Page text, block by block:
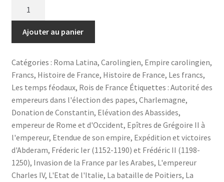
Charlemagne-
Rubrique
portail
Roma
Latina
Ajouter au panier
Catégories : Roma Latina, Carolingien, Empire carolingien,
Francs, Histoire de France, Histoire de France, Les francs,
Les temps féodaux, Rois de France Étiquettes : Autorité des
empereurs dans l'élection des papes, Charlemagne,
Donation de Constantin, Elévation des Abassides,
empereur de Rome et d'Occident, Epîtres de Grégoire II à
l'empereur, Etendue de son empire, Expédition et victoires
d'Abderam, Fréderic Ier (1152-1190) et Frédéric II (1198-
1250), Invasion de la France par les Arabes, L'empereur
Charles IV, L'Etat de l'Italie, La bataille de Poitiers, La